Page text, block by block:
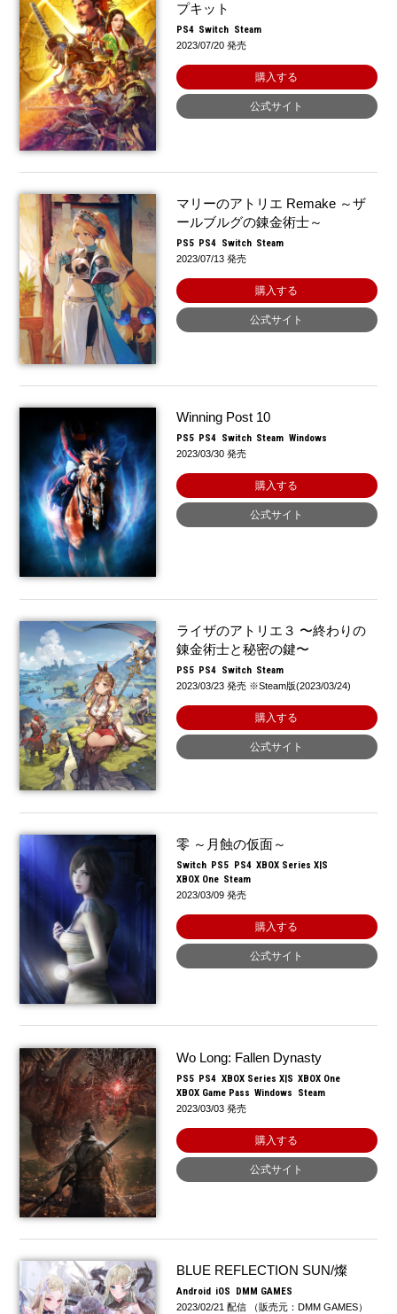
プキット
PS4 Switch Steam
2023/07/20 発売
購入する
公式サイト
マリーのアトリエ Remake ～ザ
ールブルグの錬金術士～
PS5 PS4 Switch Steam
2023/07/13 発売
購入する
公式サイト
Winning Post 10
PS5 PS4 Switch Steam Windows
2023/03/30 発売
購入する
公式サイト
ライザのアトリエ３ 〜終わりの
錬金術士と秘密の鍵〜
PS5 PS4 Switch Steam
2023/03/23 発売 ※Steam版(2023/03/24)
購入する
公式サイト
零 ～月蝕の仮面～
Switch PS5 PS4 XBOX Series X|S
XBOX One Steam
2023/03/09 発売
購入する
公式サイト
Wo Long: Fallen Dynasty
PS5 PS4 XBOX Series X|S XBOX One
XBOX Game Pass Windows Steam
2023/03/03 発売
購入する
公式サイト
BLUE REFLECTION SUN/燦
Android iOS DMM GAMES
2023/02/21 配信 （販売元：DMM GAMES）